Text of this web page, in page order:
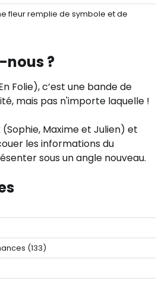
fleur remplie de symbole et de
nous ?
Folie), c’est une bande de
mais pas n'importe laquelle !
Maxime et Julien) et
les informations du
sous un angle nouveau.
(133)